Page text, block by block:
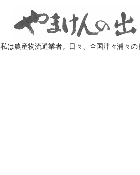
私は農産物流通業者。日々、全国津々浦々